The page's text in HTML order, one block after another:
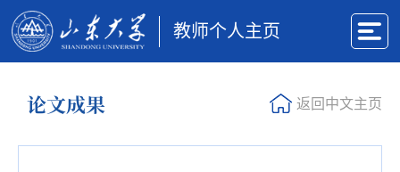
教师个人主页
论文成果 返回中文主页